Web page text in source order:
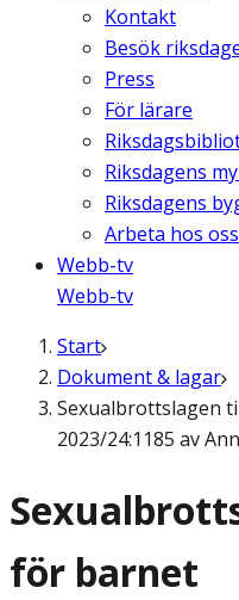
Kontakt
Besök
Press
För lärare
Riksdagens
Riksdagens
Arbeta hos oss
Webb-tv
Webb-tv
Start
Dokument & lagar
Sexualbrottslagen
2023/24:1185 av
för barnet